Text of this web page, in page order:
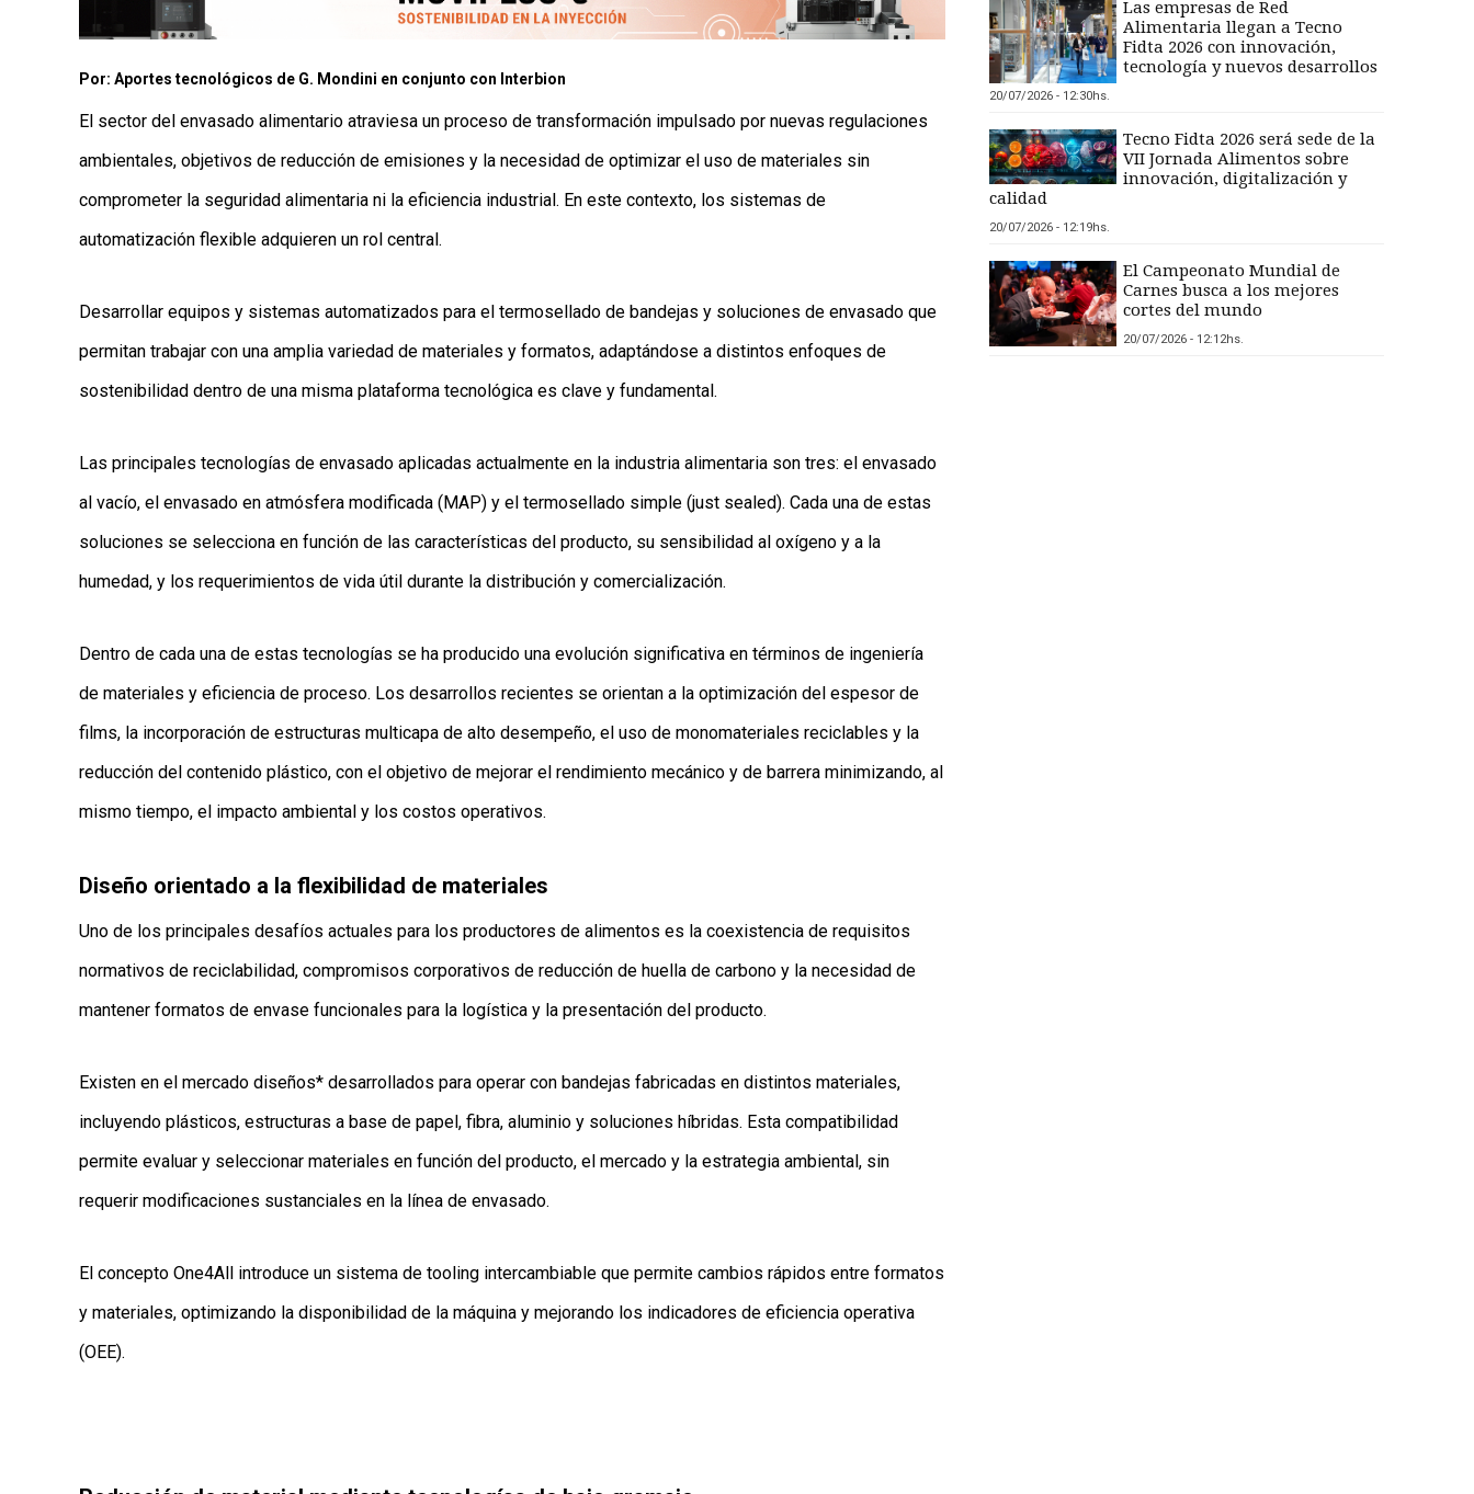
Por: Aportes tecnológicos de G. Mondini en conjunto con Interbion
El sector del envasado alimentario atraviesa un proceso de transformación impulsado por nuevas regulaciones
ambientales, objetivos de reducción de emisiones y la necesidad de optimizar el uso de materiales sin
comprometer la seguridad alimentaria ni la eficiencia industrial. En este contexto, los sistemas de
automatización flexible adquieren un rol central.
Desarrollar equipos y sistemas automatizados para el termosellado de bandejas y soluciones de envasado que
permitan trabajar con una amplia variedad de materiales y formatos, adaptándose a distintos enfoques de
sostenibilidad dentro de una misma plataforma tecnológica es clave y fundamental.
Las principales tecnologías de envasado aplicadas actualmente en la industria alimentaria son tres: el envasado
al vacío, el envasado en atmósfera modificada (MAP) y el termosellado simple (just sealed). Cada una de estas
soluciones se selecciona en función de las características del producto, su sensibilidad al oxígeno y a la
humedad, y los requerimientos de vida útil durante la distribución y comercialización.
Dentro de cada una de estas tecnologías se ha producido una evolución significativa en términos de ingeniería
de materiales y eficiencia de proceso. Los desarrollos recientes se orientan a la optimización del espesor de
films, la incorporación de estructuras multicapa de alto desempeño, el uso de monomateriales reciclables y la
reducción del contenido plástico, con el objetivo de mejorar el rendimiento mecánico y de barrera minimizando, al
mismo tiempo, el impacto ambiental y los costos operativos.
Diseño orientado a la flexibilidad de materiales
Uno de los principales desafíos actuales para los productores de alimentos es la coexistencia de requisitos
normativos de reciclabilidad, compromisos corporativos de reducción de huella de carbono y la necesidad de
mantener formatos de envase funcionales para la logística y la presentación del producto.
Existen en el mercado diseños* desarrollados para operar con bandejas fabricadas en distintos materiales,
incluyendo plásticos, estructuras a base de papel, fibra, aluminio y soluciones híbridas. Esta compatibilidad
permite evaluar y seleccionar materiales en función del producto, el mercado y la estrategia ambiental, sin
requerir modificaciones sustanciales en la línea de envasado.
El concepto One4All introduce un sistema de tooling intercambiable que permite cambios rápidos entre formatos
y materiales, optimizando la disponibilidad de la máquina y mejorando los indicadores de eficiencia operativa
(OEE).
Las empresas de Red
Alimentaria llegan a Tecno
Fidta 2026 con innovación,
tecnología y nuevos desarrollos
20/07/2026 - 12:30hs.
Tecno Fidta 2026 será sede de la
VII Jornada Alimentos sobre
innovación, digitalización y
calidad
20/07/2026 - 12:19hs.
El Campeonato Mundial de
Carnes busca a los mejores
cortes del mundo
20/07/2026 - 12:12hs.